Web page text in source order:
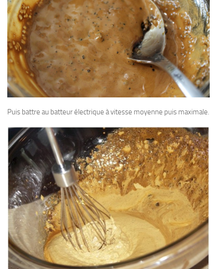
Puis battre au batteur électrique à vitesse moyenne puis maximale.